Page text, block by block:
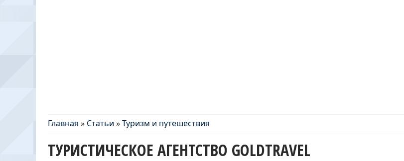
Главная » Статьи »Туризм и путешествия
ТУРИСТИЧЕСКОЕ АГЕНТСТВО GOLDTRAVEL